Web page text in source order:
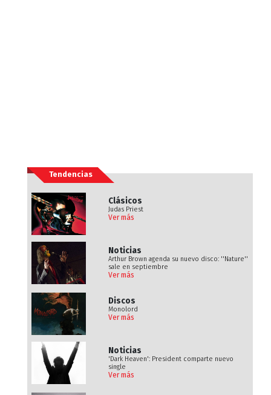
Tendencias
Clásicos
Judas Priest
Ver más
Noticias
Arthur Brown agenda su nuevo disco: ''Nature''
sale en septiembre
Ver más
Discos
Monolord
Ver más
Noticias
'Dark Heaven': President comparte nuevo
single
Ver más